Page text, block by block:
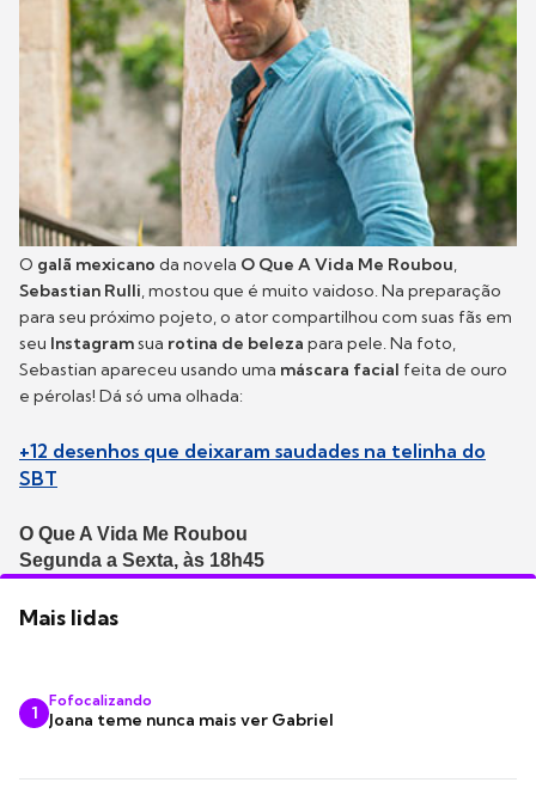
O galã mexicano da novela O Que A Vida Me Roubou,
Sebastian Rulli, mostou que é muito vaidoso. Na preparação
para seu próximo pojeto, o ator compartilhou com suas fãs em
seu Instagramsua rotina de beleza para pele. Na foto,
Sebastian apareceu usando uma máscara facial feita de ouro
e pérolas! Dá só uma olhada:
+12 desenhos que deixaram saudades na telinha do
SBT
O Que A Vida Me Roubou
Segunda a Sexta, às 18h45
Mais lidas
1
Fofocalizando
Joana teme nunca mais ver Gabriel